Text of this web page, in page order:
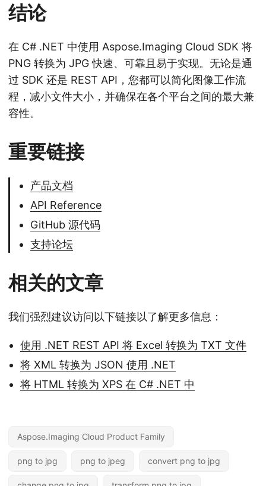
结论
在 C# .NET 中使用 Aspose.Imaging Cloud SDK 将
PNG 转换为 JPG 快速、可靠且易于实现。无论是通
过 SDK 还是 REST API，您都可以简化图像工作流
程，减小文件大小，并确保在各个平台之间的最大兼
容性。
重要链接
产品文档
API Reference
GitHub 源代码
支持论坛
相关的文章
我们强烈建议访问以下链接以了解更多信息：
使用 .NET REST API 将 Excel 转换为 TXT 文件
将 XML 转换为 JSON 使用 .NET
将 HTML 转换为 XPS 在 C# .NET 中
Aspose.Imaging Cloud Product Family
png to jpg png to jpeg convert png to jpg